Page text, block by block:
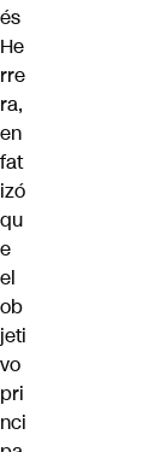
és
He
rre
ra,
en
fat
izó
qu
e
el
ob
jeti
vo
pri
nci